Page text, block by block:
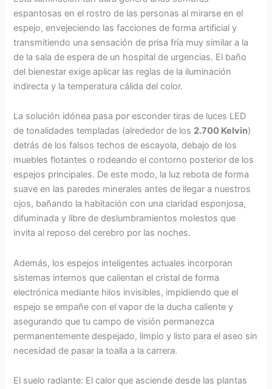
espantosas en el rostro de las personas al mirarse en el
espejo, envejeciendo las facciones de forma artificial y
transmitiendo una sensación de prisa fría muy similar a la
de la sala de espera de un hospital de urgencias. El baño
del bienestar exige aplicar las reglas de la iluminación
indirecta y la temperatura cálida del color.
La solución idónea pasa por esconder tiras de luces LED
de tonalidades templadas (alrededor de los 2.700 Kelvin)
detrás de los falsos techos de escayola, debajo de los
muebles flotantes o rodeando el contorno posterior de los
espejos principales. De este modo, la luz rebota de forma
suave en las paredes minerales antes de llegar a nuestros
ojos, bañando la habitación con una claridad esponjosa,
difuminada y libre de deslumbramientos molestos que
invita al reposo del cerebro por las noches.
Además, los espejos inteligentes actuales incorporan
sistemas internos que calientan el cristal de forma
electrónica mediante hilos invisibles, impidiendo que el
espejo se empañe con el vapor de la ducha caliente y
asegurando que tu campo de visión permanezca
permanentemente despejado, limpio y listo para el aseo sin
necesidad de pasar la toalla a la carrera.
El suelo radiante: El calor que asciende desde las plantas